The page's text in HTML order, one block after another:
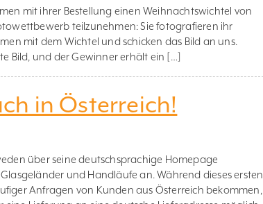
mit ihrer Bestellung einen Weihnachtswichtel von
teilzunehmen: Sie fotografieren ihr
mit dem Wichtel und schicken das Bild an uns.
Bild, und der Gewinner erhält ein […]
in Österreich!
über seine deutschsprachige Homepage
und Handläufe an. Während dieses ersten
Anfragen von Kunden aus Österreich bekommen,